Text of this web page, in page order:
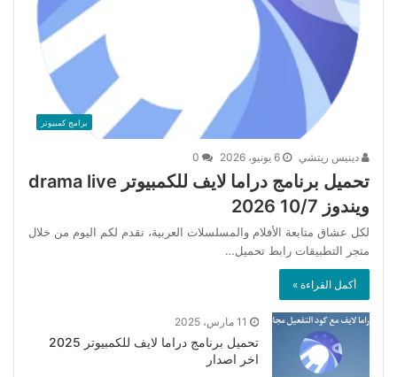
برامج كمبيوتر
دينيس ريتشي 6 يونيو، 2026
تحميل برنامج دراما لايف للكمبيوتر drama live
ويندوز 10/7 2026
لكل عشاق متابعة الأفلام والمسلسلات العربية، نقدم لكم اليوم من خلال
متجر التطبيقات رابط تحميل…
أكمل القراءة »
11 مارس، 2025
تحميل برنامج دراما لايف للكمبيوتر 2025
اخر اصدار